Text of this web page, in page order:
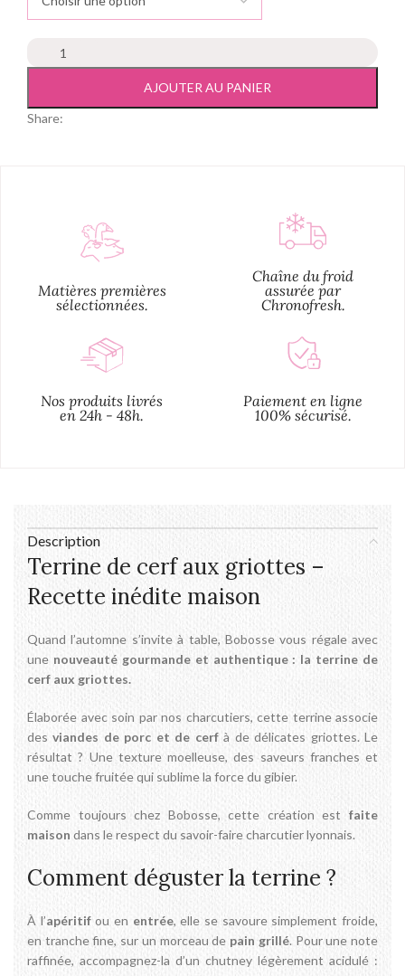
AJOUTER AU PANIER
Share:
Matières premières
sélectionnées.
Chaîne du froid
assurée par
Chronofresh.
Nos produits livrés
en 24h - 48h.
Paiement en ligne
100% sécurisé.
Description
Terrine de cerf aux griottes –
Recette inédite maison
Quand l’automne s’invite à table, Bobosse vous régale avec
une nouveauté gourmande et authentique : la terrine de
cerf aux griottes.
Élaborée avec soin par nos charcutiers, cette terrine associe
desviandes de porc et de cerfà de délicates griottes. Le
résultat ? Une texture moelleuse, des saveurs franches et
une touche fruitée qui sublime la force du gibier.
Comme toujours chez Bobosse, cette création est faite
maison dans le respect du savoir-faire charcutier lyonnais.
Comment déguster la terrine ?
À l’apéritifou en entrée, elle se savoure simplement froide,
en tranche fine, sur un morceau de pain grillé. Pour une note
raffinée, accompagnez-la d’un chutney légèrement acidulé :